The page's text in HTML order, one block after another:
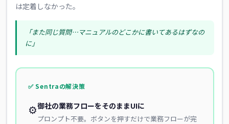
は定着しなかった。
「また同じ質問…マニュアルのどこかに書いてあるはずなの
に」
✅ Sentraの解決策
⚙️御社の業務フローをそのままUIに
プロンプト不要。ボタンを押すだけで業務フローが完